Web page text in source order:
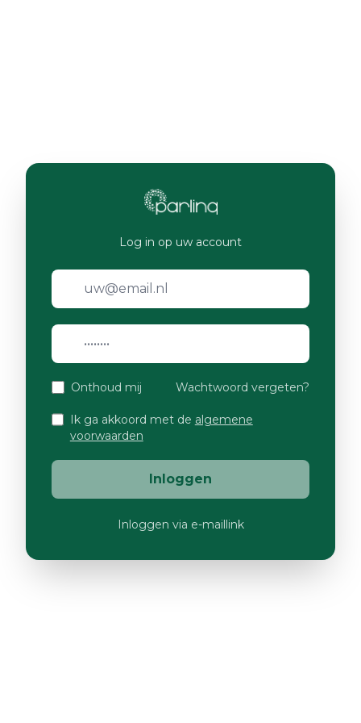
Log in op uw account
Onthoud mij Wachtwoord vergeten?
Ik ga akkoord met de algemene
voorwaarden
Inloggen
Inloggen via e-maillink